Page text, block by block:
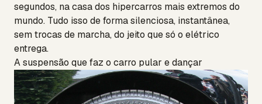
segundos, na casa dos hipercarros mais extremos do
mundo. Tudo isso de forma silenciosa, instantânea,
sem trocas de marcha, do jeito que só o elétrico
entrega.
A suspensão que faz o carro pular e dançar